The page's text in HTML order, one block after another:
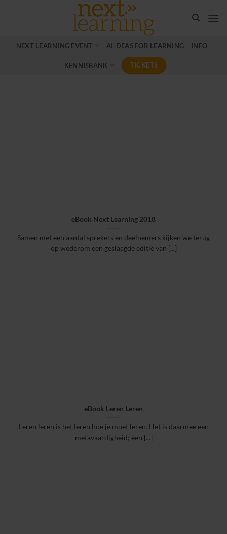
NEXT LEARNING EVENT AI-DEAS FOR LEARNING INFO
KENNISBANK TICKETS
eBook Next Learning 2018
Samen met een aantal sprekers en deelnemers kijken we terug
op wederom een geslaagde editie van [...]
eBook Leren Leren
Leren leren is het leren hoe je moet leren. Het is daarmee een
metavaardigheid; een [...]